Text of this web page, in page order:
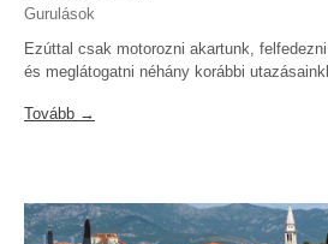
Gurulások
Ezúttal csak motorozni akartunk,
és meglátogatni néhány korábbi
Tovább →